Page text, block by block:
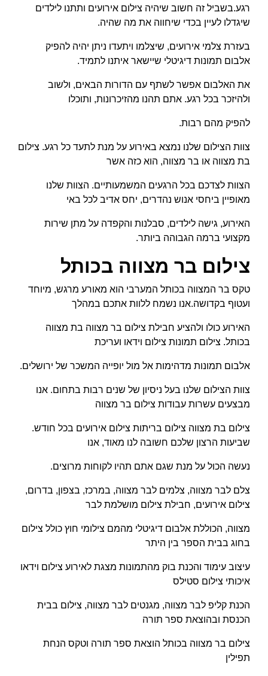
רגע.בשביל זה חשוב שיהיה צילום אירועים ותתנו לילדים
שיגדלו לעיין בכדי שיחווה את מה שהיה.
בעזרת צלמי אירועים, שיצלמו ויתעדו ניתן יהיה להפיק
אלבום תמונות דיגיטלי שיישאר איתנו לתמיד.
את האלבום אפשר לשתף עם הדורות הבאים, ולשוב
ולהיזכר בכל רגע. אתם תהנו מהזיכרונות, ותוכלו
להפיק מהם רבות.
צוות הצילום שלנו נמצא באירוע על מנת לתעד כל רגע. צילום
בת מצווה או בר מצווה, הוא כזה אשר
הצוות לצדכם בכל הרגעים המשמעותיים. הצוות שלנו
מאופיין ביחסי אנוש נהדרים, יחס אדיב לכל באי
האירוע, גישה לילדים, סבלנות והקפדה על מתן שירות
מקצועי ברמה הגבוהה ביותר.
צילום בר מצווה בכותל
טקס בר המצווה בכותל המערבי הוא מאורע מרגש, מיוחד
ועטוף בקדושה.אנו נשמח ללוות אתכם במהלך
האירוע כולו ולהציע חבילת צילום בר מצווה בת מצווה
בכותל. צילום תמונות צילום וידאו ועריכת
אלבום תמונות מדהימות אל מול יופייה המשכר של ירושלים.
צוות הצילום שלנו בעל ניסיון של שנים רבות בתחום. אנו
מבצעים עשרות עבודות צילום בר מצווה
צילום בת מצווה צילום בריתות צילום אירועים בכל חודש.
שביעות הרצון שלכם חשובה לנו מאוד, אנו
נעשה הכול על מנת שגם אתם תהיו לקוחות מרוצים.
צלם לבר מצווה, צלמים לבר מצווה, במרכז, בצפון, בדרום,
צילום אירועים, חבילת צילום מושלמת לבר
מצווה, הכוללת אלבום דיגיטלי מהמם צילומי חוץ כולל צילום
בחוג בבית הספר בין היתר
עיצוב עימוד והכנת בוק מהתמונות מצגת לאירוע צילום וידאו
איכותי צילום סטילס
הכנת קליפ לבר מצווה, מגנטים לבר מצווה, צילום בבית
הכנסת ובהוצאת ספר תורה
צילום בר מצווה בכותל הוצאת ספר תורה וטקס הנחת
תפילין